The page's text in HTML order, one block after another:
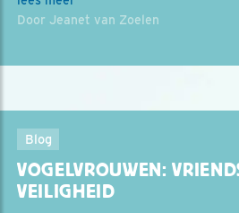
Door Jeanet van Zoelen
Blog
VOGELVROUWEN:
VEILIGHEID